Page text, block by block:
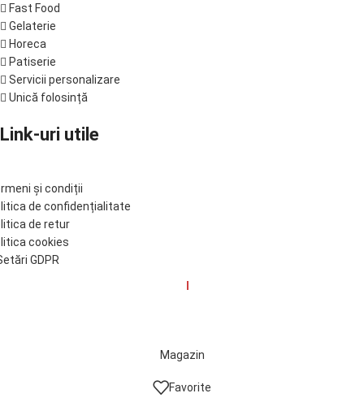
Fast Food
Gelaterie
Horeca
Patiserie
Servicii personalizare
Unică folosință
Link-uri utile
și condiții
de confidențialitate
de retur
cookies
GDPR
Magazin
Favorite